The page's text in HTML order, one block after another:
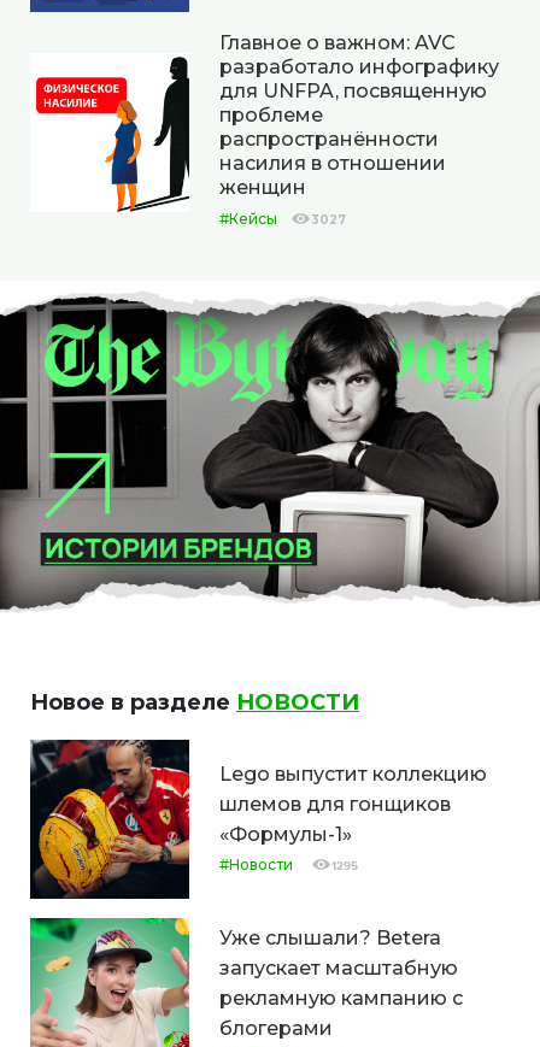
Главное о важном: AVC
разработало инфографику
для UNFPA, посвященную
проблеме
распространённости
насилия в отношении
женщин
#Кейсы 3027
Новое в разделе НОВОСТИ
Lego выпустит коллекцию
шлемов для гонщиков
«Формулы-1»
#Новости 1295
Уже слышали? Betera
запускает масштабную
рекламную кампанию с
блогерами